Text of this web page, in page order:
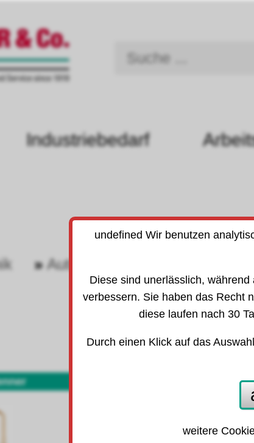
Industriebedarf
»Autogen v. Greggersen
undefined Wir benutzen
Diese sind unerlässlich,
verbessern. Sie haben das Recht
diese laufen nach 30
Durch einen Klick auf das
weitere